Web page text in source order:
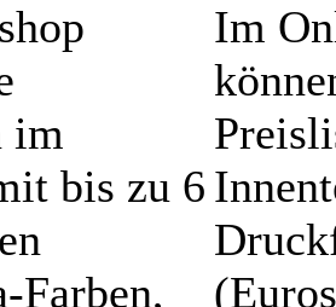
im
bis zu 6
Farben,
Im